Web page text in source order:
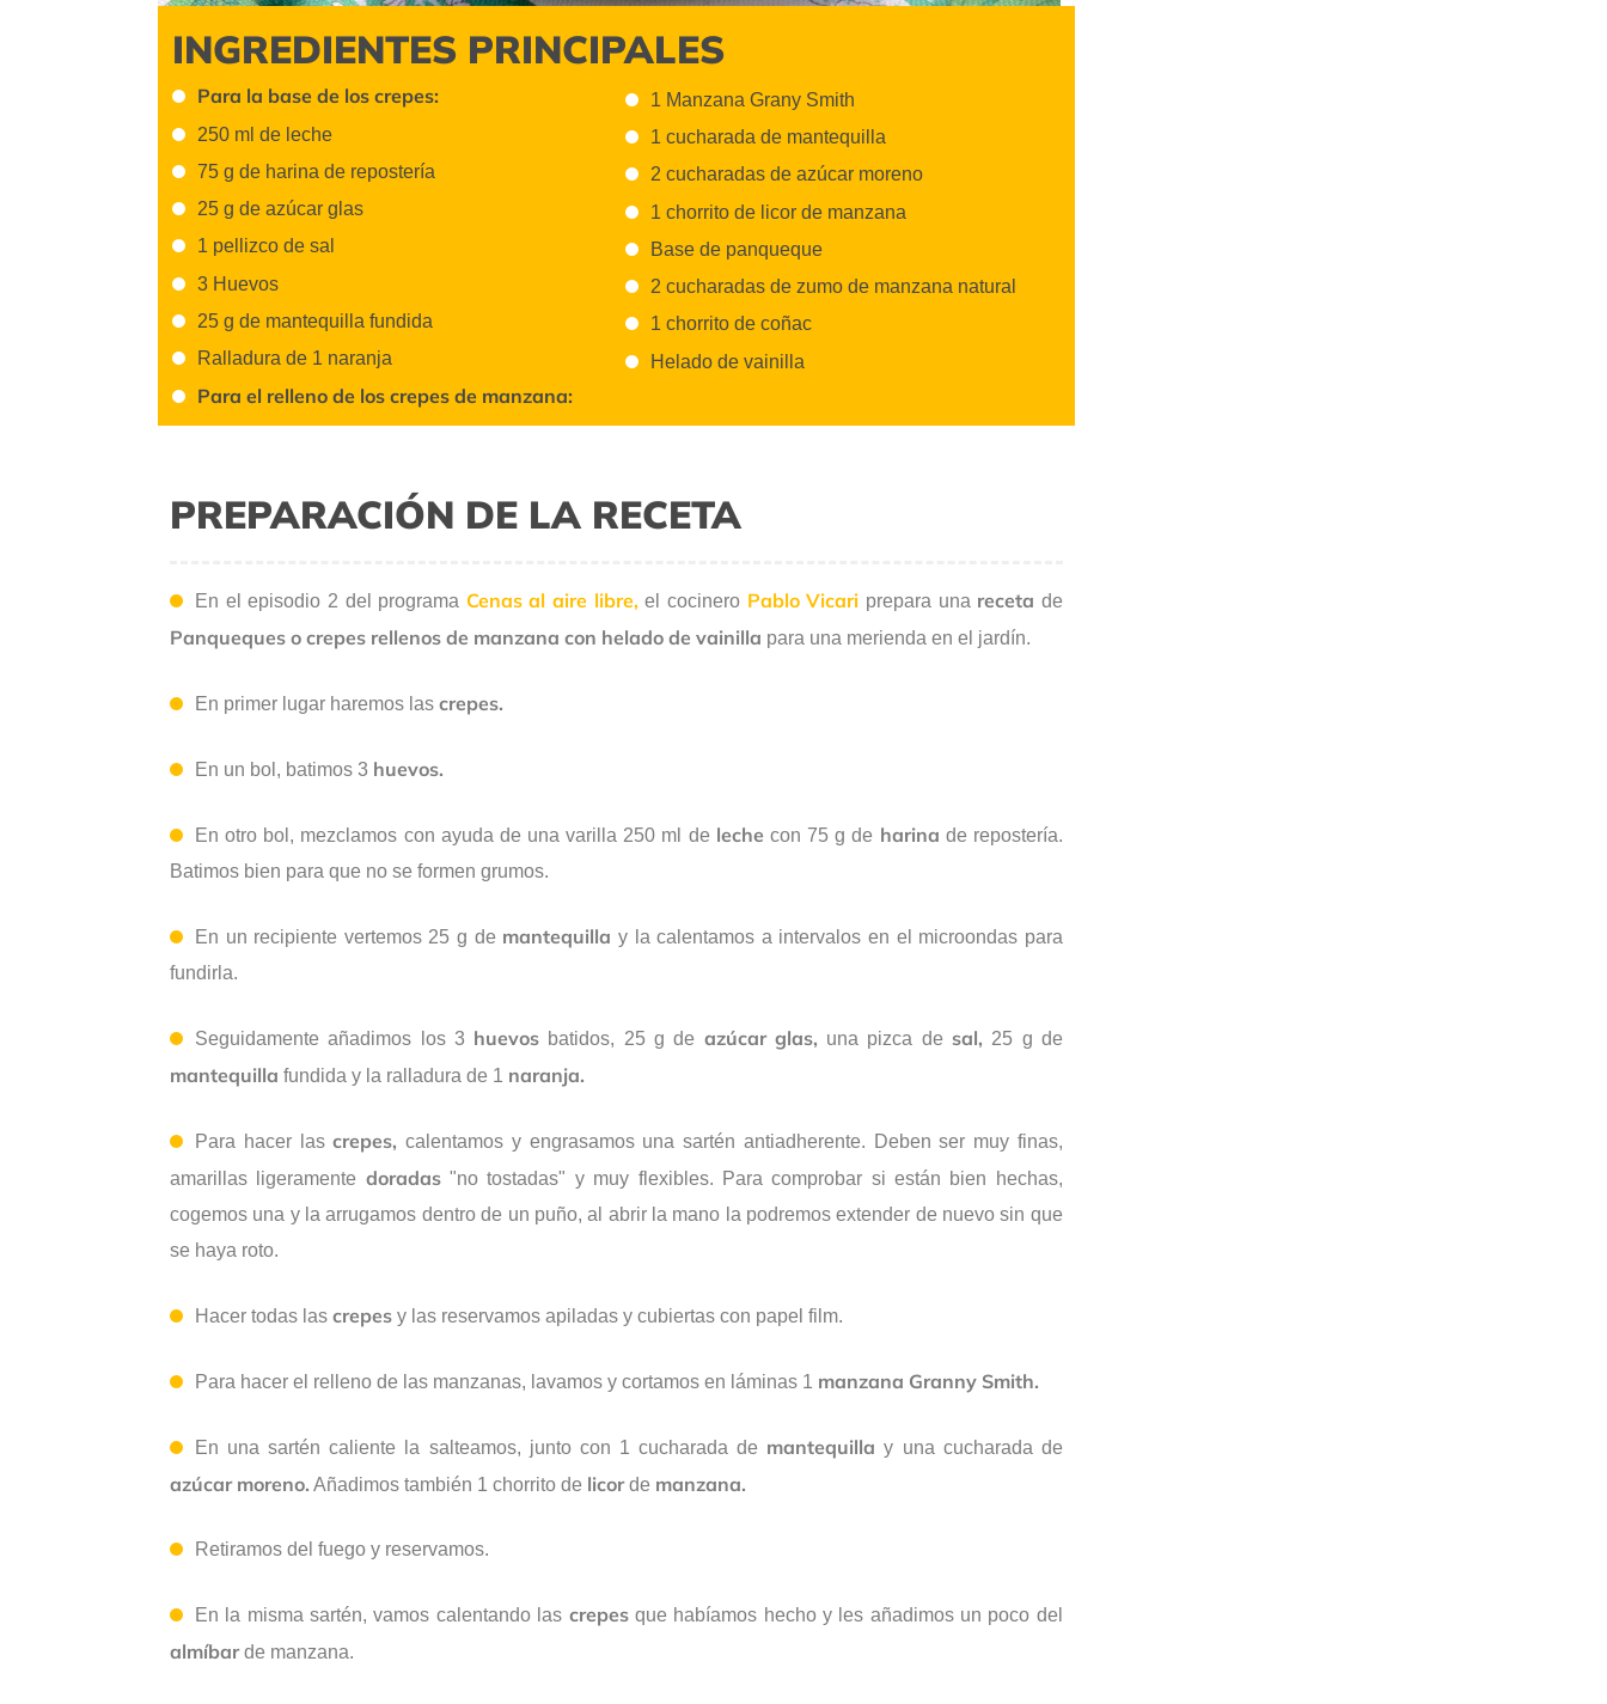
INGREDIENTES PRINCIPALES
Para la base de los crepes:
250 ml de leche
75 g de harina de repostería
25 g de azúcar glas
1 pellizco de sal
3 Huevos
25 g de mantequilla fundida
Ralladura de 1 naranja
Para el relleno de los crepes de manzana:
1 Manzana Grany Smith
1 cucharada de mantequilla
2 cucharadas de azúcar moreno
1 chorrito de licor de manzana
Base de panqueque
2 cucharadas de zumo de manzana natural
1 chorrito de coñac
Helado de vainilla
PREPARACIÓN DE LA RECETA
En el episodio 2 del programa Cenas al aire libre,el cocinero Pablo Vicari prepara una receta de
Panqueques o crepes rellenos de manzana con helado de vainilla para una merienda en el jardín.
En primer lugar haremos las crepes.
En un bol, batimos 3 huevos.
En otro bol, mezclamos con ayuda de una varilla 250 ml de leche con 75 g de harina de repostería.
Batimos bien para que no se formen grumos.
En un recipiente vertemos 25 g de mantequilla y la calentamos a intervalos en el microondas para
fundirla.
Seguidamente añadimos los 3 huevos batidos, 25 g de azúcar glas, una pizca de sal, 25 g de
mantequilla fundida y la ralladura de 1 naranja.
Para hacer lascrepes, calentamos y engrasamos una sartén antiadherente. Deben ser muy finas,
amarillas ligeramente doradas"no tostadas" y muy flexibles. Para comprobar si están bien hechas,
cogemos una y la arrugamos dentro de un puño, al abrir la mano la podremos extender de nuevo sin que
se haya roto.
Hacer todas las crepes y las reservamos apiladas y cubiertas con papel film.
Para hacer el relleno de las manzanas, lavamos y cortamos en láminas 1 manzana Granny Smith.
En una sartén caliente la salteamos, junto con 1 cucharada de mantequilla y una cucharada de
azúcar moreno. Añadimos también 1 chorrito de licorde manzana.
Retiramos del fuego y reservamos.
En la misma sartén, vamos calentando las crepesque habíamos hecho y les añadimos un poco del
almíbarde manzana.